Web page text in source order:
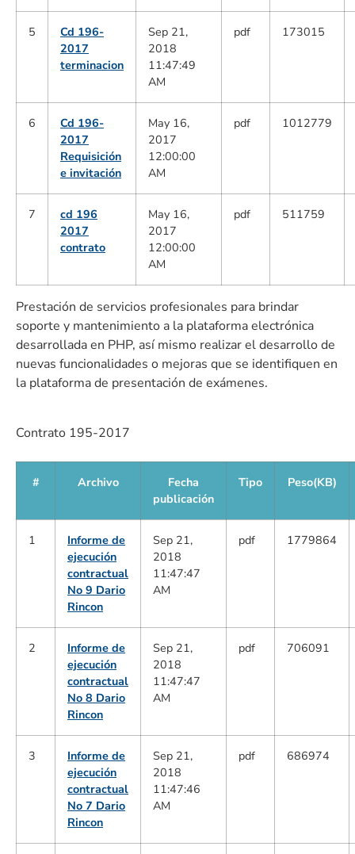
5
Cd 196-
2017
terminacion
Sep 21,
2018
11:47:49
AM
pdf 173015
6
Cd 196-
2017
Requisición
e invitación
May 16,
2017
12:00:00
AM
pdf 1012779
7
cd 196
2017
contrato
May 16,
2017
12:00:00
AM
pdf 511759
Prestación de servicios profesionales para brindar
soporte y mantenimiento a la plataforma electrónica
desarrollada en PHP, así mismo realizar el desarrollo de
nuevas funcionalidades o mejoras que se identifiquen en
la plataforma de presentación de exámenes.
Contrato 195-2017
# Archivo
Fecha
publicación
Tipo Peso(KB)
1
Informe de
ejecución
contractual
No 9 Dario
Rincon
Sep 21,
2018
11:47:47
AM
pdf 1779864
2
Informe de
ejecución
contractual
No 8 Dario
Rincon
Sep 21,
2018
11:47:47
AM
pdf 706091
3
Informe de
ejecución
contractual
No 7 Dario
Rincon
Sep 21,
2018
11:47:46
AM
pdf 686974